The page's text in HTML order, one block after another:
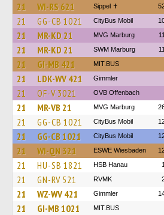
21 WI-RS 621 Sippel ✝︎
21 GG-CB 1021 CityBus Mobil
21 MR-KD 21 MVG Marburg
21 MR-KD 21 SWM Marburg
21 GI-MB 421 MIT.BUS
21 LDK-WV 421 Gimmler
21 OF-V 3021 OVB Offenbach
21 MR-VB 21 MVG Marburg
21 GG-CB 1021 CityBus Mobil
21 GG-CB 1021 CityBus Mobil
21 WI-QN 321 ESWE Wiesbaden
21 HU-SB 1821 HSB Hanau
21 GN-RV 521 RVMK
21 WZ-WV 421 Gimmler
21 GI-MB 1021 MIT.BUS